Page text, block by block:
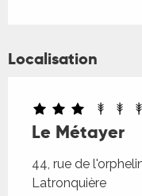
Localisation
Le Métayer
44, rue de
Latronquière